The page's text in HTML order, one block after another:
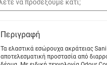
Περιγραφή
Τα ελαστικά εσώρουχα ακράτειας
αποτελεσματική προστασία από